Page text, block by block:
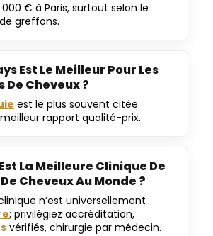
000 € à Paris, surtout selon le
greffons.
Est Le Meilleur Pour Les
De Cheveux ?
est le plus souvent citée
rapport qualité-prix.
La Meilleure Clinique De
Cheveux Au Monde ?
n’est universellement
; privilégiez accréditation,
vérifiés, chirurgie par médecin.